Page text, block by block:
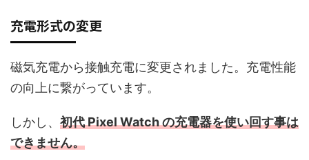
充電形式の変更
磁気充電から接触充電に変更されました。充電性能
の向上に繋がっています。
しかし、 初代 Pixel Watch の充電器を使い回す事は
できません。